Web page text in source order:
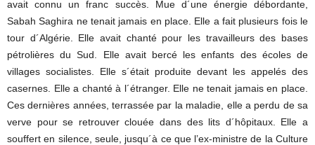
avait connu un franc succès. Mue d´une énergie débordante,
Sabah Saghira ne tenait jamais en place. Elle a fait plusieurs fois le
tour d´Algérie. Elle avait chanté pour les travailleurs des bases
pétrolières du Sud. Elle avait bercé les enfants des écoles de
villages socialistes. Elle s´était produite devant les appelés des
casernes. Elle a chanté à l´étranger. Elle ne tenait jamais en place.
Ces dernières années, terrassée par la maladie, elle a perdu de sa
verve pour se retrouver clouée dans des lits d´hôpitaux. Elle a
souffert en silence, seule, jusqu´à ce que l’ex-ministre de la Culture